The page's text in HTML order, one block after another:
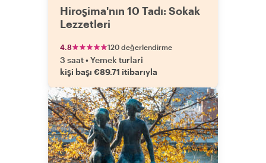
Hiroşima'nın 10 Tadı: Sokak
Lezzetleri
4.8 120 değerlendirme
3 saat•Yemek turlari
kişi başı €89.71 itibarıyla